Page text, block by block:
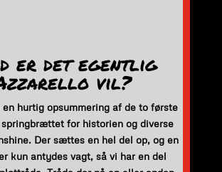
er det egentlig
vil?
en hurtig opsummering af de to første
for historien og diverse
Der sættes en hel del op, og en
kun antydes vagt, så vi har en del